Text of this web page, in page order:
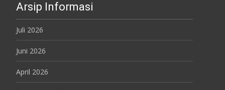
Arsip Informasi
Juli 2026
Juni 2026
April 2026